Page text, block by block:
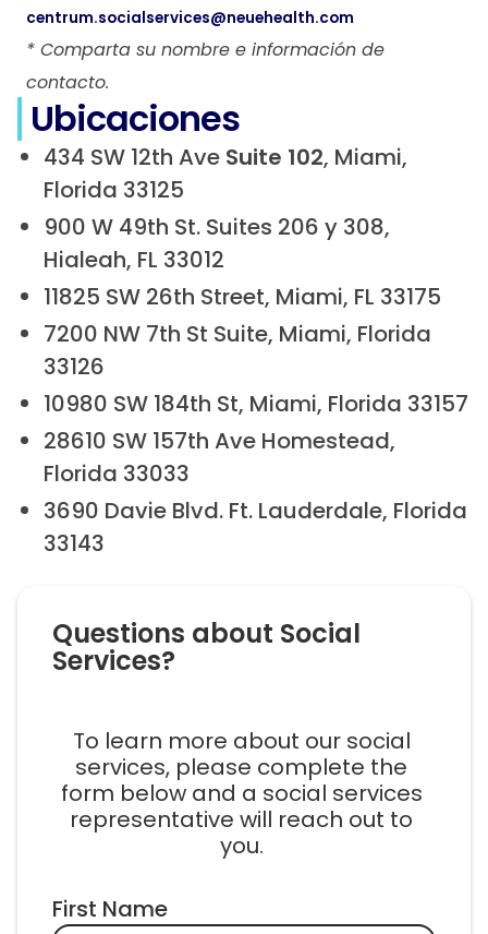
centrum.socialservices@neuehealth.com
* Comparta su nombre e información de
contacto.
Ubicaciones
434 SW 12th Ave Suite 102, Miami,
Florida 33125
900 W 49th St. Suites 206 y 308,
Hialeah, FL 33012
11825 SW 26th Street, Miami, FL 33175
7200 NW 7th St Suite, Miami, Florida
33126
10980 SW 184th St, Miami, Florida 33157
28610 SW 157th Ave Homestead,
Florida 33033
3690 Davie Blvd. Ft. Lauderdale, Florida
33143
Questions about Social
Services?
To learn more about our social
services, please complete the
form below and a social services
representative will reach out to
you.
First Name